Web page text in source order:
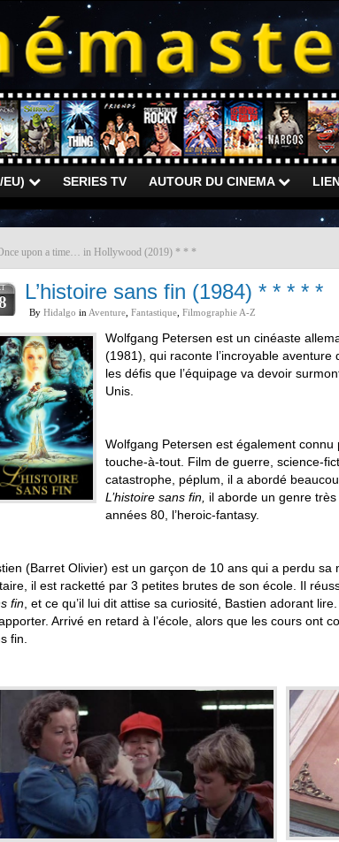
SERIES TV AUTOUR DU CINEMA
upon a time… in Hollywood (2019) * * *
L’histoire sans fin (1984) * * * * *
By Hidalgo in Aventure Fantastique Filmographie A-Z
Wolfgang Petersen est un cinéaste
(1981), qui raconte l’incroyable
les défis que l’équipage va devoir
Unis.
Wolfgang Petersen est également
touche-à-tout. Film de guerre, science-
catastrophe, péplum, il a abordé
L’histoire sans fin, il aborde un genre
années 80, l’heroic-fantasy.
(Barret Olivier) est un garçon de 10 ans qui a perdu
il est racketté par 3 petites brutes de son école. Il
fin , et ce qu’il lui dit attise sa curiosité, Bastien adorant
Arrivé en retard à l’école, alors que les cours ont
fin.